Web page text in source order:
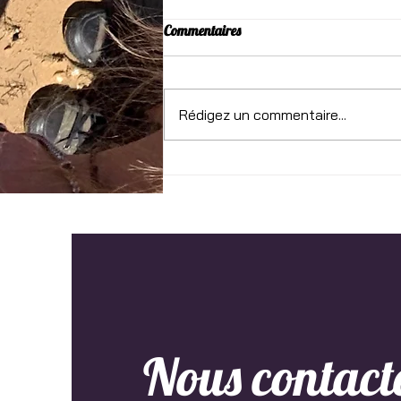
Un tango en el silencio
Commentaires
Rédigez un commentaire...
Nous